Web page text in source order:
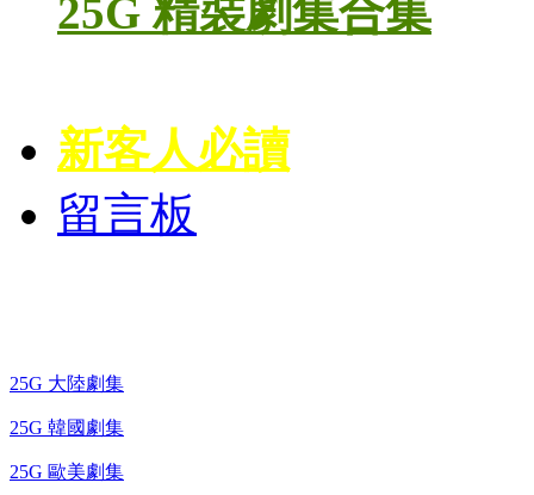
25G 精裝劇集合集
新客人必讀
留言板
25G 大陸劇集
25G 韓國劇集
25G 歐美劇集